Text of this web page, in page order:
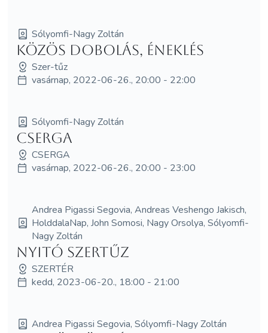
Sólyomfi-Nagy Zoltán
Közös dobolás, éneklés
Szer-tűz
vasárnap, 2022-06-26., 20:00 - 22:00
Sólyomfi-Nagy Zoltán
Cserga
CSERGA
vasárnap, 2022-06-26., 20:00 - 23:00
Andrea Pigassi Segovia, Andreas Veshengo Jakisch,
HolddalaNap, John Somosi, Nagy Orsolya, Sólyomfi-
Nagy Zoltán
Nyitó Szertűz
SZERTÉR
kedd, 2023-06-20., 18:00 - 21:00
Andrea Pigassi Segovia, Sólyomfi-Nagy Zoltán